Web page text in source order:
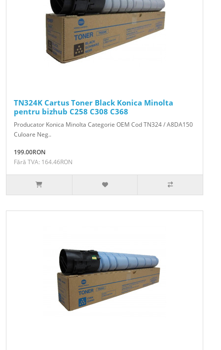
TN324K Cartus Toner Black Konica Minolta
pentru bizhub C258 C308 C368
Producator Konica Minolta Categorie OEM Cod TN324 / A8DA150
Culoare Neg..
199.00RON
Fără TVA: 164.46RON